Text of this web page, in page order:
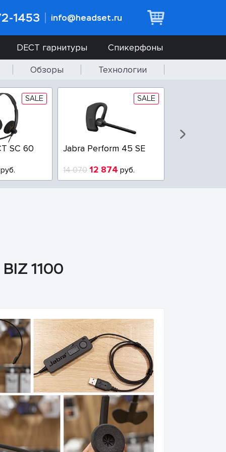
1453 info@headset.ru
DECT гарнитуры
Спикерфоны
Обзоры
Технологии
SALE
SC 60
SALE
Jabra Perform 45 SE
14 070 12 874 руб.
1100